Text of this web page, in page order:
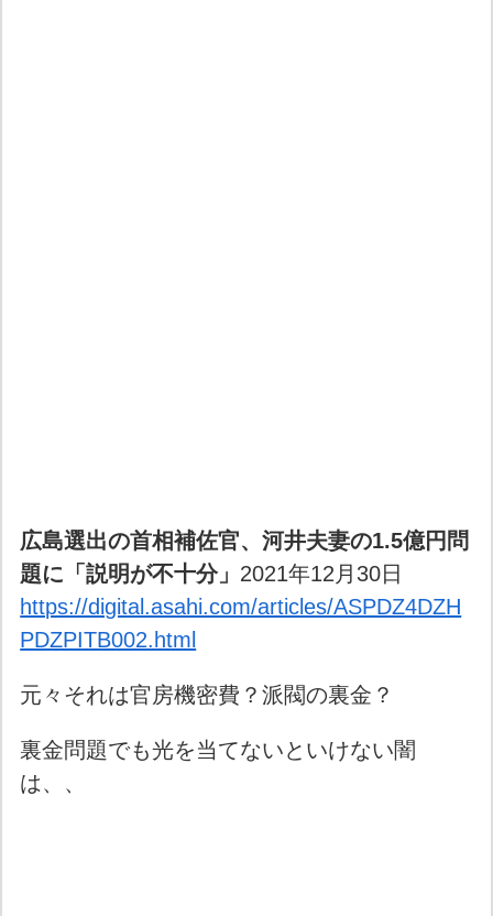
広島選出の首相補佐官、河井夫妻の1.5億円問
題に「説明が不十分」 2021年12月30日
https://digital.asahi.com/articles/ASPDZ4DZH
PDZPITB002.html
元々それは官房機密費？派閥の裏金？
裏金問題でも光を当てないといけない闇
は、、